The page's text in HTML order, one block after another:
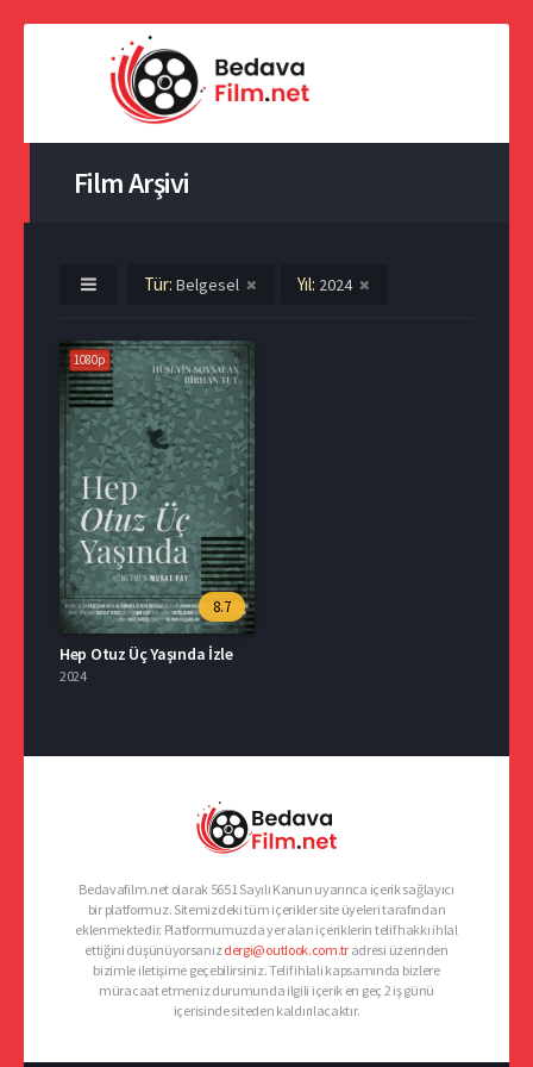
Film Arşivi
Tür: Belgesel Yıl: 2024
1080p
8.7
Hep Otuz Üç Yaşında İzle
2024
Bedavafilm.net olarak 5651 Sayılı Kanun uyarınca içerik sağlayıcı
bir platformuz. Sitemizdeki tüm içerikler site üyeleri tarafından
eklenmektedir. Platformumuzda yer alan içeriklerin telif hakkı ihlal
ettiğini düşünüyorsanızdergi@outlook.com.tr adresi üzerinden
bizimle iletişime geçebilirsiniz. Telif ihlali kapsamında bizlere
müracaat etmeniz durumunda ilgili içerik en geç 2 iş günü
içerisinde siteden kaldırılacaktır.